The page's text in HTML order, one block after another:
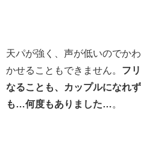
天パが強く、声が低いのでか
かせることもできません。 フ
なることも、カップルになれ
も…何度もありました…。